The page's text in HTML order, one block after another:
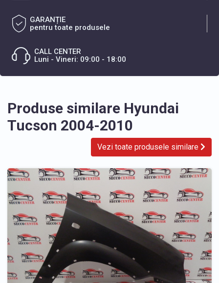
GARANȚIE
pentru toate produsele
CALL CENTER
Luni - Vineri: 09:00 - 18:00
Produse similare Hyundai
Tucson 2004-2010
Vezi toate produsele similare